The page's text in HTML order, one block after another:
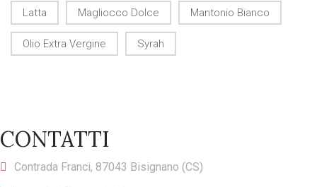
Latta Magliocco Dolce Mantonio Bianco
Olio Extra Vergine Syrah
CONTATTI
Contrada Franci, 87043 Bisignano (CS)